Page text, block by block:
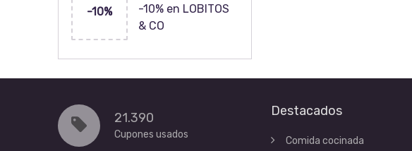
-10%
-10% en LOBITOS
& CO
21.390
Cupones usados
Destacados
Comida cocinada